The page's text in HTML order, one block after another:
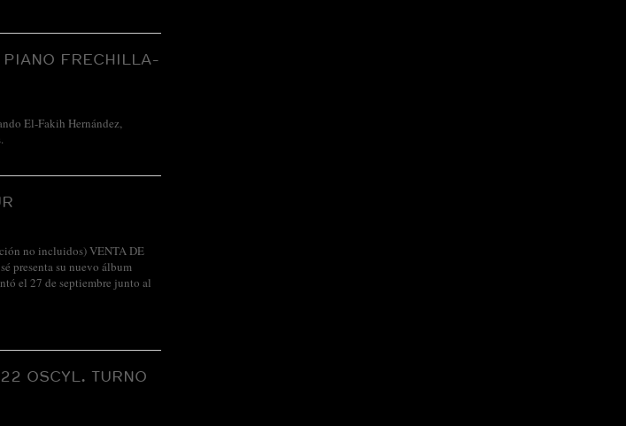
FRECHILLA-
El-Fakih Hernández,
no incluidos) VENTA DE
presenta su nuevo álbum
el 27 de septiembre junto al
OSCYL. TURNO